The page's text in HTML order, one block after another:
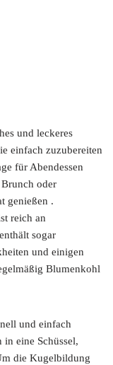
und leckeres
einfach zuzubereiten
für Abendessen
oder
genießen .
reich an
sogar
und einigen
Blumenkohl
und einfach
in eine Schüssel,
die Kugelbildung